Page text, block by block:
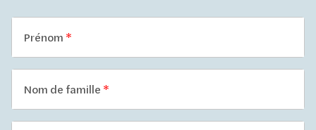
Prénom
Nom de famille